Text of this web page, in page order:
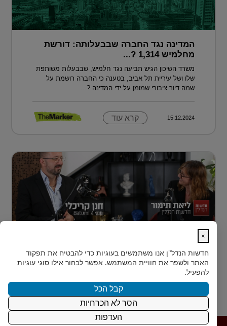
המדינה נגד החברה שבבעלותה: דורשת
מחלמיש 1,314 ?...
משרד השיכון הגיש תביעה נגד חלמיש, שבבעלות משותפת
שלו ושל עיריית תל אביב, בטענה כי החברה רושמת על
שמה דיור ציבורי שמומן על ידי המדינה ?...
15.12.2024 קרא עוד
הראשון?
רבים מאיתנו הישראלים חולמים על השקעת נדל״ן – אבל
נתקעים בשלב הראשון.
15.12.2024 קרא עוד
×
חדשות הנדל"ן אנו משתמשים בעוגיות כדי להבטיח את תפקוד
האתר ולשפר את חוויית המשתמש. אפשר לבחור אילו סוגי עוגיות
להפעיל.
קבל הכל
הסר לא הכרחיות
העדפות